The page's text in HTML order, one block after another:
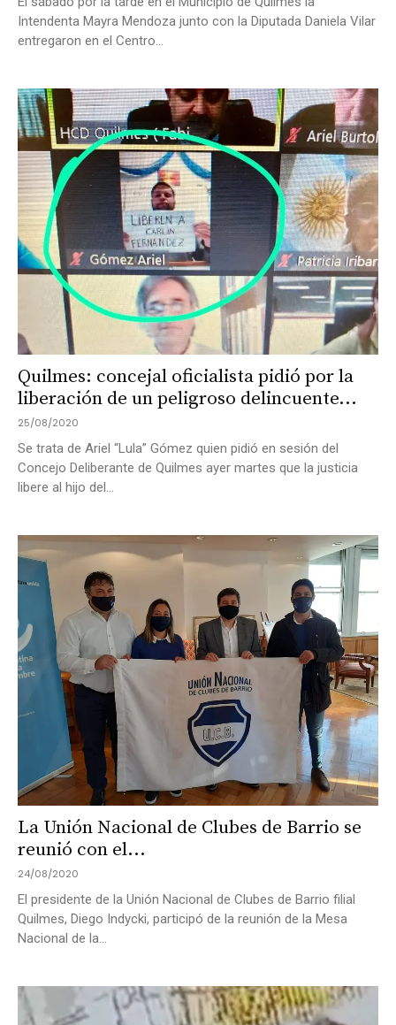
Intendenta Mayra Mendoza junto con la Diputada Daniela Vilar
entregaron en el Centro...
Quilmes: concejal oficialista pidió por la
liberación de un peligroso delincuente...
25/08/2020
Se trata de Ariel “Lula” Gómez quien pidió en sesión del
Concejo Deliberante de Quilmes ayer martes que la justicia
libere al hijo del...
La Unión Nacional de Clubes de Barrio se
reunió con el...
24/08/2020
El presidente de la Unión Nacional de Clubes de Barrio filial
Quilmes, Diego Indycki, participó de la reunión de la Mesa
Nacional de la...